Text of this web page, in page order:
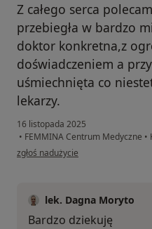
Z całego serca
przebiegła w bardzo
doktor konkretna,z
doświadczeniem a
uśmiechnięta co
lekarzy.
16 listopada 2025
• FEMMINA Centrum Medyczne •
w opinii użytkownika Beata
zgłoś nadużycie
lek. Dagna Moryto
Bardzo dziekuję